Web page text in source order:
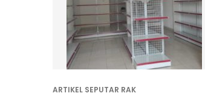
ARTIKEL SEPUTAR RAK